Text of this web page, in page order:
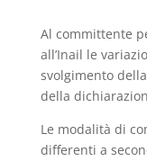
Al committente
all’Inail le
svolgimento
della
Le modalità di
differenti a